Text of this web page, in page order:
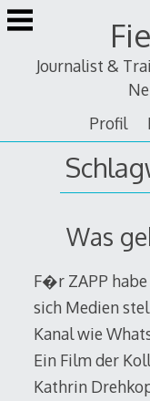
Zum
Inhalt
Journalist &
Profil
Was
F�r ZAPP
sich Medien
Kanal wie
Ein Film der
Kathrin